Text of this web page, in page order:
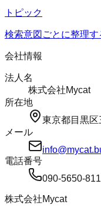
トピック
検索意図ごとに整理す
会社情報
法人名
株式会社Mycat
所在地
東京都目黒
メール
電話番号
090-5650-
株式会社Mycat